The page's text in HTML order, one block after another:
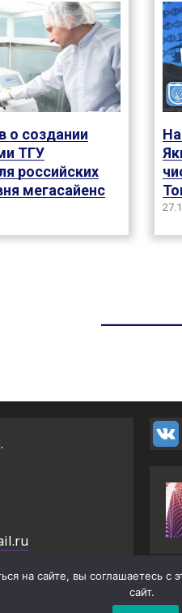
о создании
ТГУ
российских
мегасайенс
на сайте, вы соглашаетесь с
сайт.